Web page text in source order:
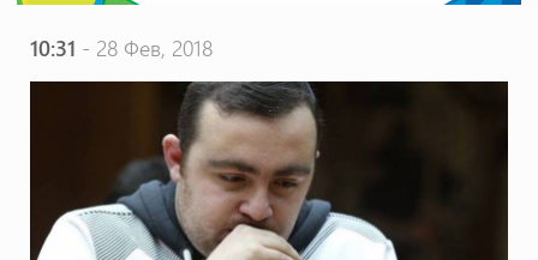
10:31 - 28 Фев, 2018